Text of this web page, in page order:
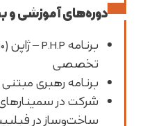
دوره‌های آموزشی و
تخصصی
برنامه رهبری
شرکت در
ساخت‌وساز در